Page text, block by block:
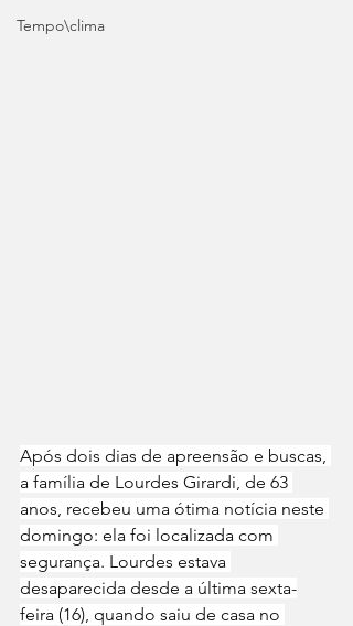
Tempo\clima
Após dois dias de apreensão e buscas,
a família de Lourdes Girardi, de 63
anos, recebeu uma ótima notícia neste
domingo: ela foi localizada com
segurança. Lourdes estava
desaparecida desde a última sexta-
feira (16), quando saiu de casa no